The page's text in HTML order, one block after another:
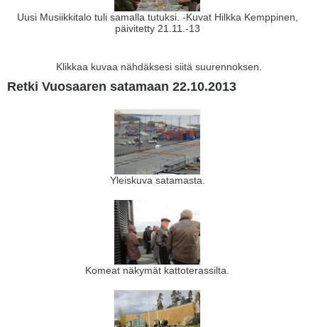
Uusi Musiikkitalo tuli samalla tutuksi. -Kuvat Hilkka Kemppinen,
päivitetty 21.11.-13
Klikkaa kuvaa nähdäksesi siitä suurennoksen.
Retki Vuosaaren satamaan 22.10.2013
Yleiskuva satamasta.
Komeat näkymät kattoterassilta.